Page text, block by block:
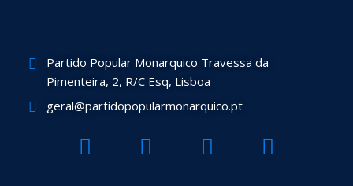
Partido Popular Monarquico Travessa da
Pimenteira, 2, R/C Esq, Lisboa
geral@partidopopularmonarquico.pt
F
a
T
w
Y
o
I
n